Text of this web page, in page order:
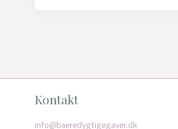
Kontakt
info@baeredygtigegaver.dk